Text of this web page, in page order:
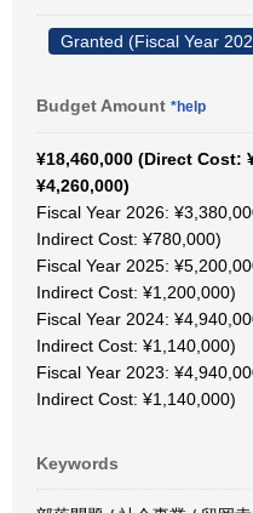
Granted (Fiscal Year
Budget Amount *help
¥18,460,000 (Direct Cost:
¥4,260,000)
Fiscal Year 2026:
Indirect Cost: ¥780,000)
Fiscal Year 2025:
Indirect Cost: ¥1,200,000)
Fiscal Year 2024:
Indirect Cost: ¥1,140,000)
Fiscal Year 2023:
Indirect Cost: ¥1,140,000)
Keywords